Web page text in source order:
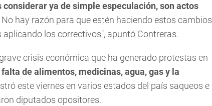
considerar ya de simple especulación, son actos
No hay razón para que estén haciendo estos cambios
los correctivos", apuntó Contreras.
crisis económica que ha generado protestas en
falta de alimentos, medicinas, agua, gas y la
este viernes en varios estados del país saqueos e
diputados opositores.